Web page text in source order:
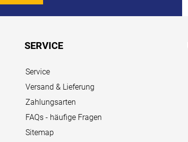
SERVICE
Service
Versand & Lieferung
Zahlungsarten
FAQs - häufige Fragen
Sitemap